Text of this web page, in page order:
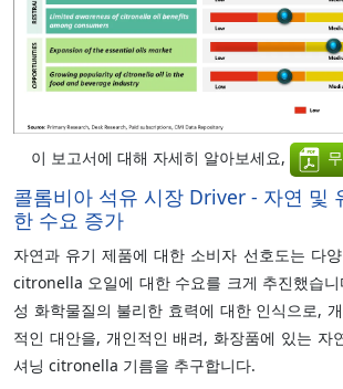
이 보고서에 대해 자세히 알아보세요, 무
콜롬비아 석유 시장 Driver - 자연 및
한 수요 증가
자연과 유기 제품에 대한 소비자 선호도는 다
citronella 오일에 대한 수요를 크게 추진했습
성 화학물질의 불리한 효력에 대한 인식으로,
적인 대안을, 개인적인 배려, 화장품에 있는 자
셔닝 citronella 기름을 추구합니다.